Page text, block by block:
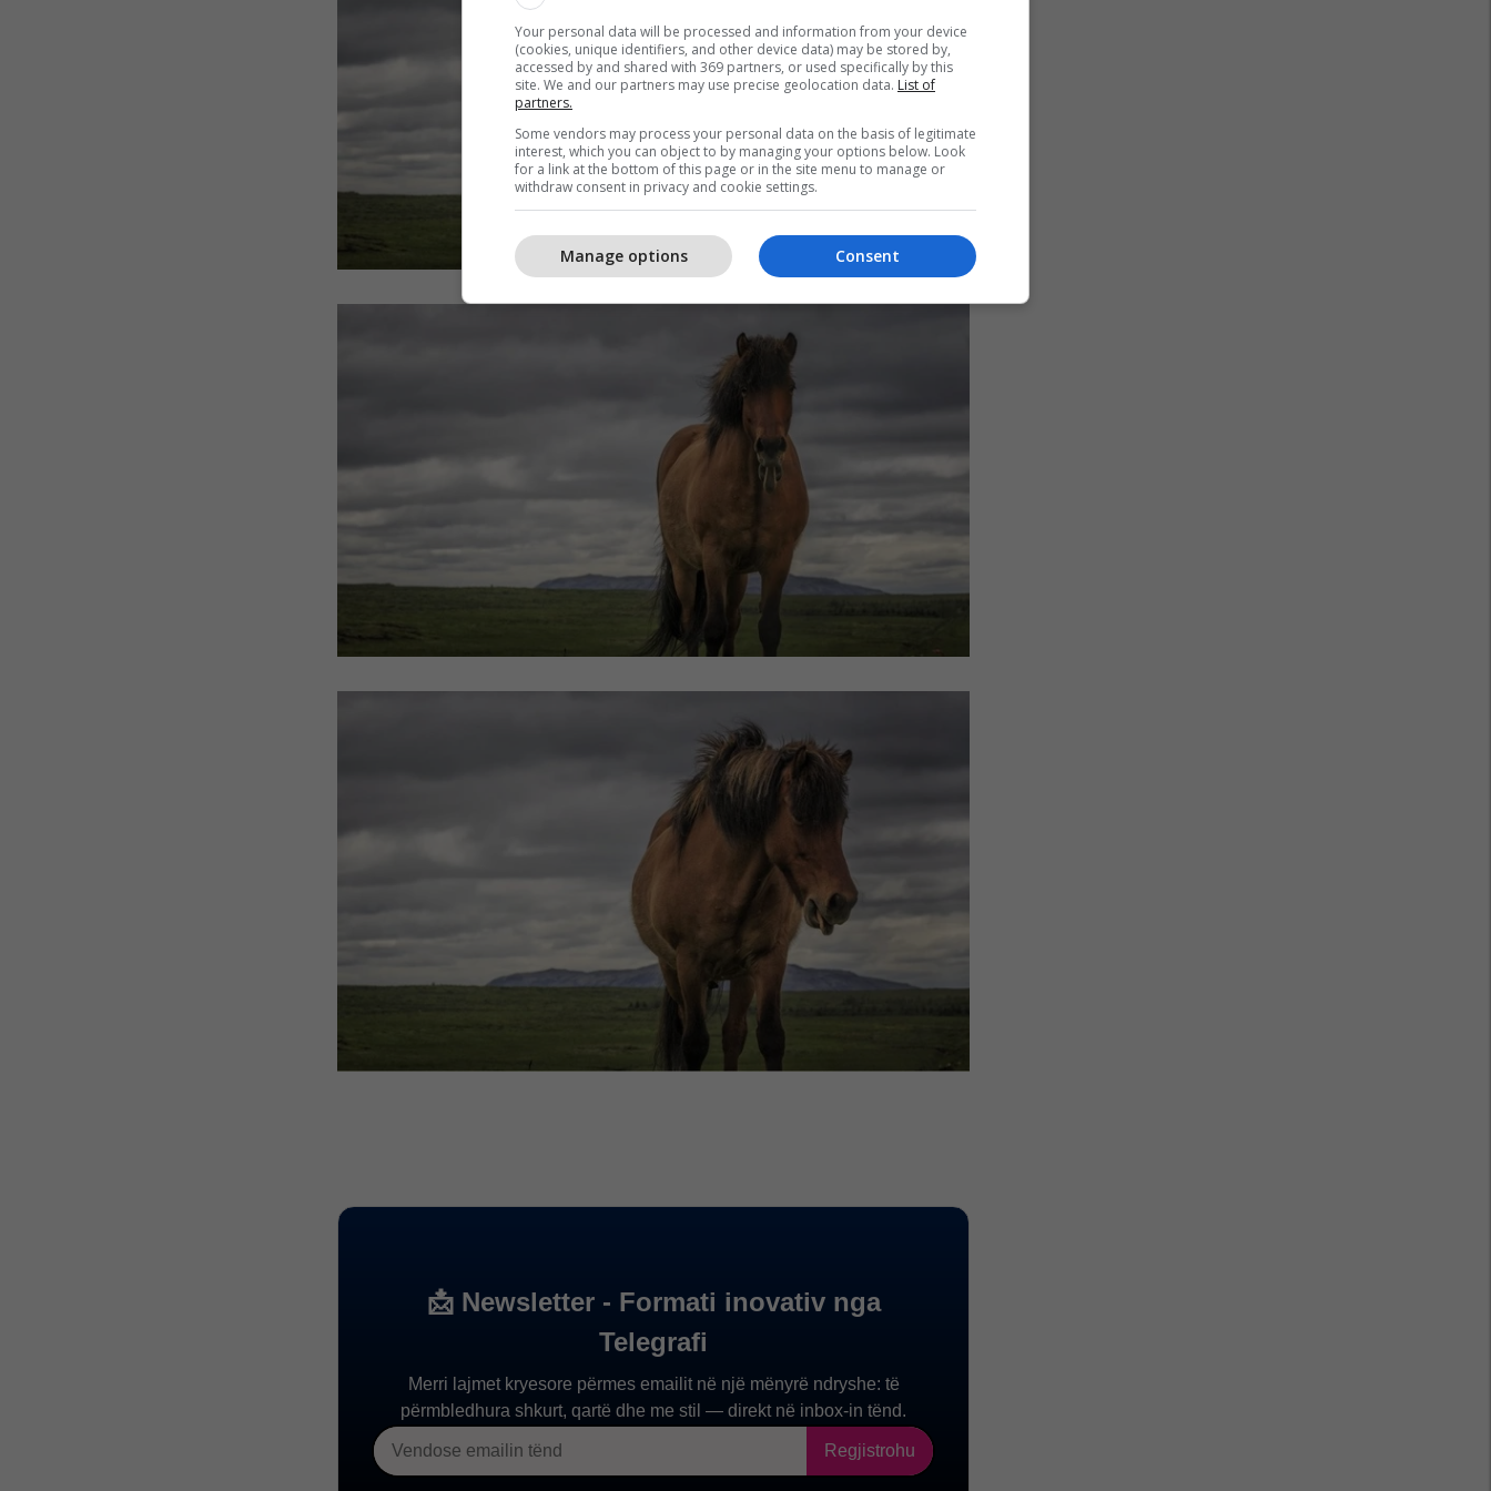
Your personal data will be processed and information from your device
(cookies, unique identifiers, and other device data) may be stored by,
accessed by and shared with 369 partners, or used specifically by this
site. We and our partners may use precise geolocation data. List of
partners.
Some vendors may process your personal data on the basis of legitimate
interest, which you can object to by managing your options below. Look
for a link at the bottom of this page or in the site menu to manage or
withdraw consent in privacy and cookie settings.
Consent
Manage options